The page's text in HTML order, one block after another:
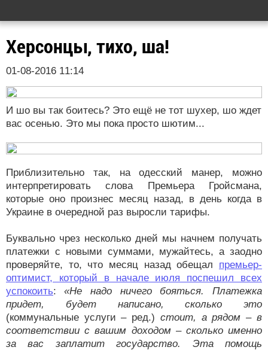
Херсонцы, тихо, ша!
01-08-2016 11:14
И шо вы так боитесь? Это ещё не тот шухер, шо ждет
вас осенью. Это мы пока просто шютим...
Приблизительно так, на одесский манер, можно
интерпретировать слова Премьера Гройсмана,
которые оно произнес месяц назад, в день когда в
Украине в очередной раз выросли тарифы.
Буквально чрез несколько дней мы начнем получать
платежки с новыми суммами, мужайтесь, а заодно
проверяйте, то, что месяц назад обещал премьер-
оптимист, который в начале июля поспешил всех
успокоить: «Не надо ничего бояться. Платежка
придет, будет написано, сколько это
(коммунальные услуги – ред.) стоит, а рядом – в
соответствии с вашим доходом – сколько именно
за вас заплатит государство. Эта помощь